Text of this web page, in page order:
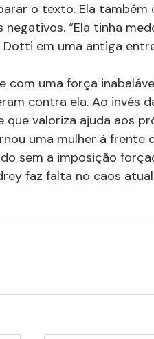
o texto. Ela
“Ela tinha
Dotti em uma antiga
com uma força
contra ela. Ao invés
que valoriza ajuda aos
uma mulher à frente
sem a imposição
faz falta no caos